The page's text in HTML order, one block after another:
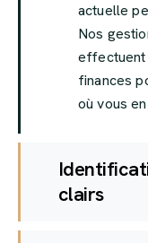
actuelle
Nos
effectuent
finances
où vous
clairs